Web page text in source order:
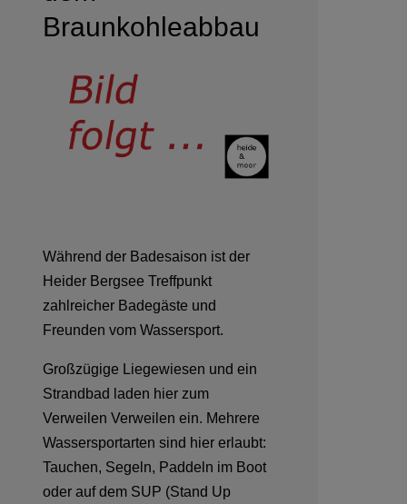
Braunkohleabbau
Während der Badesaison ist der
Heider Bergsee Treffpunkt
zahlreicher Badegäste und
Freunden vom Wassersport.
Großzügige Liegewiesen und ein
Strandbad laden hier zum
Verweilen Verweilen ein. Mehrere
Wassersportarten sind hier erlaubt:
Tauchen, Segeln, Paddeln im Boot
oder auf dem SUP (Stand Up